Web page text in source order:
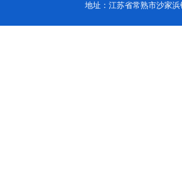
地址：江苏省常熟市沙家